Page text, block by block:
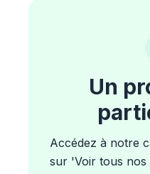
Un
Accédez à notre
sur 'Voir tous nos